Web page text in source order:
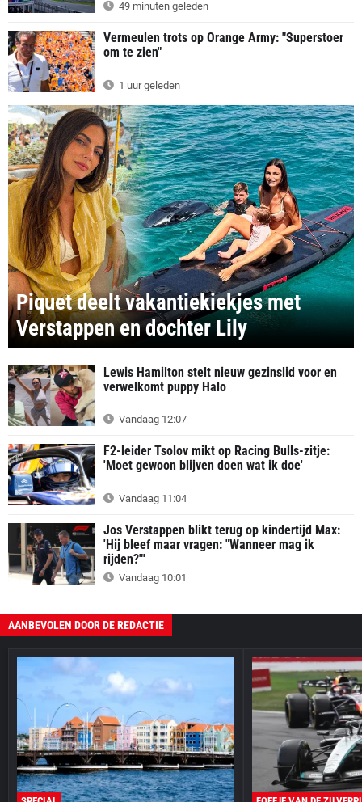
49 minuten geleden
Vermeulen trots op Orange Army: "Superstoer
om te zien"
1 uur geleden
Piquet deelt vakantiekiekjes met
Verstappen en dochter Lily
Lewis Hamilton stelt nieuw gezinslid voor en
verwelkomt puppy Halo
Vandaag 12:07
F2-leider Tsolov mikt op Racing Bulls-zitje:
'Moet gewoon blijven doen wat ik doe'
Vandaag 11:04
Jos Verstappen blikt terug op kindertijd Max:
'Hij bleef maar vragen: "Wanneer mag ik
rijden?"'
Vandaag 10:01
AANBEVOLEN DOOR DE REDACTIE